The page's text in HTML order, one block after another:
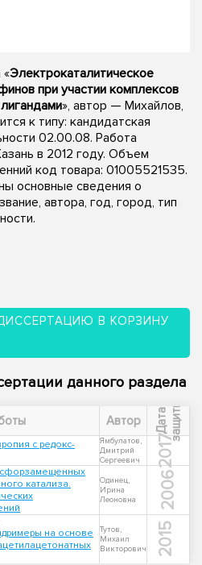
«Электрокаталитическое
при участии комплексов
», автор — Михайлов,
к типу: кандидатская
02.00.08. Работа
в 2012 году. Объем
код товара: 01005521535.
основные сведения о
автора, год, город, тип
В КОРЗИНУ
данного раздела
Автор Д
а
т
а
з
а
щ
и
т ы
с редокс-
Ямбулатов,
Дмитрий
Сергеевич
2017
катализа.
Одинец,
Ирина
Леоновна
2006
на основе
Тутов,
Михаил
Викторович
2015